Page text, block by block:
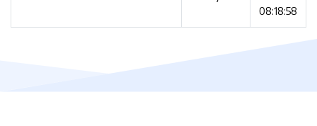
08:18:58